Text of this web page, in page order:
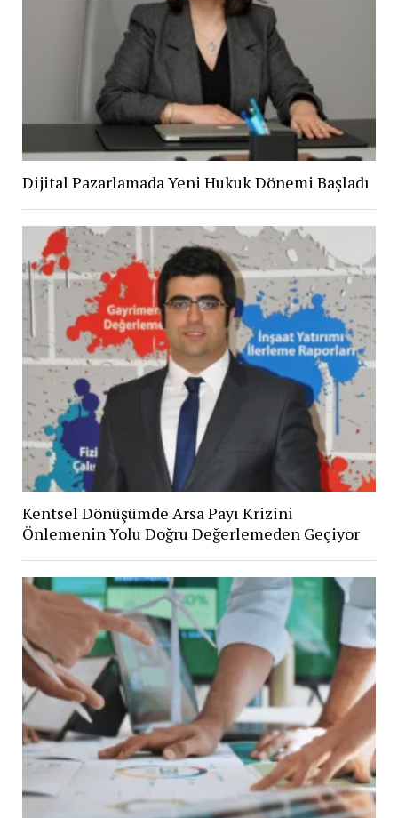
Dijital Pazarlamada Yeni Hukuk Dönemi Başladı
Kentsel Dönüşümde Arsa Payı Krizini
Önlemenin Yolu Doğru Değerlemeden Geçiyor